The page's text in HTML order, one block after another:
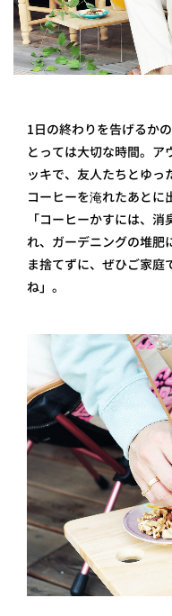
1日の終わりを告げるか
とっては大切な時間。ア
ッキで、友人たちとゆっ
コーヒーを淹れたあとに
「コーヒーかすには、
れ、ガーデニングの堆肥
ま捨てずに、ぜひご家庭
ね」。